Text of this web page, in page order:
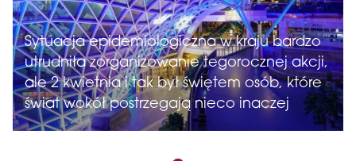
Sytuacja epidemiologiczna w kraju bardzo
utrudniła zorganizowanie tegorocznej akcji,
ale 2 kwietnia i tak był świętem osób, które
świat wokół postrzegają nieco inaczej